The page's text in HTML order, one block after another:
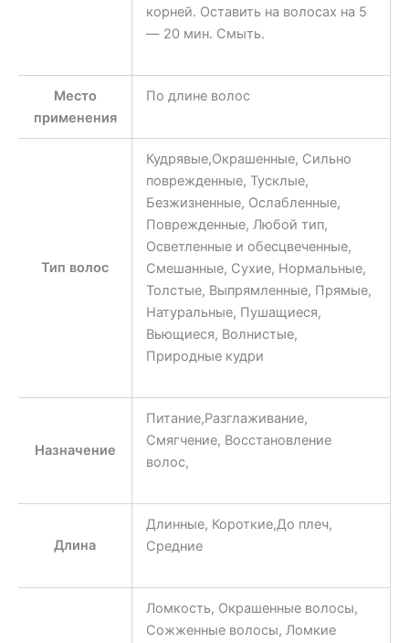
корней. Оставить на волосах на 5
— 20 мин. Смыть.
Место
применения
По длине волос
Тип волос
Кудрявые,Окрашенные, Сильно
поврежденные, Тусклые,
Безжизненные, Ослабленные,
Поврежденные, Любой тип,
Осветленные и обесцвеченные,
Смешанные, Сухие, Нормальные,
Толстые, Выпрямленные, Прямые,
Натуральные, Пушащиеся,
Вьющиеся, Волнистые,
Природные кудри
Назначение
Питание,Разглаживание,
Смягчение, Восстановление
волос,
Длина
Длинные, Короткие,До плеч,
Средние
Ломкость, Окрашенные волосы,
Сожженные волосы, Ломкие